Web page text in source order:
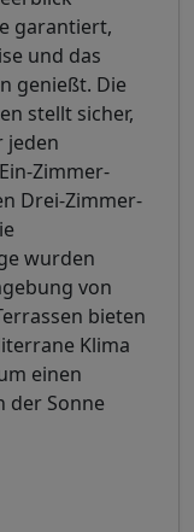
garantiert,
und das
genießt. Die
stellt sicher,
jeden
Zimmer-
Drei-Zimmer-
wurden
von
bieten
Klima
einen
der Sonne